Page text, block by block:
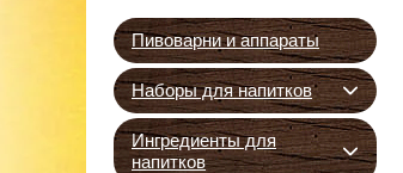
Пивоварни и аппараты
Наборы для напитков
Ингредиенты для
напитков